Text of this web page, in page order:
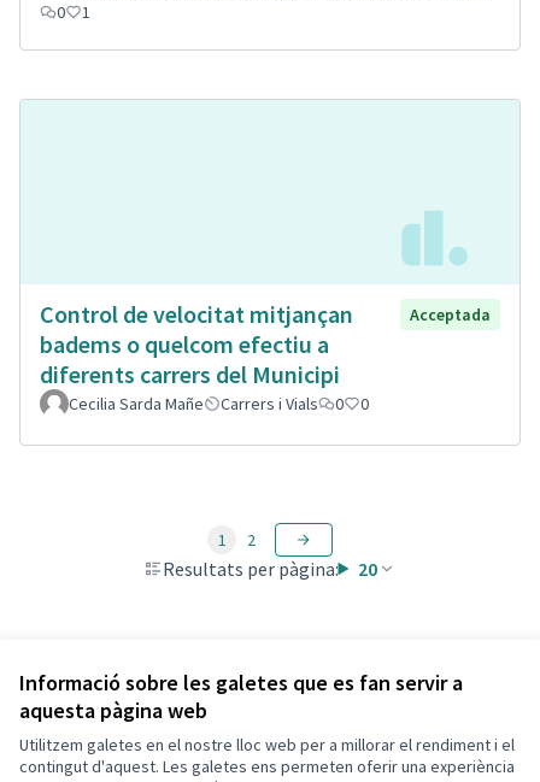
Informació sobre les galetes que es fan servir a
aquesta pàgina web
Utilitzem galetes en el nostre lloc web per a millorar el rendiment i el
contingut d'aquest. Les galetes ens permeten oferir una experiència
0
1
Control de velocitat mitjançan
badems o quelcom efectiu a
diferents carrers del Municipi
Acceptada
Cecilia Sarda Mañe Carrers i Vials 0 0
Resultats per pàgina: 20
1 2
Veure totes les propostes retirades
Termes i condicions d'ús
Configuració de les galetes